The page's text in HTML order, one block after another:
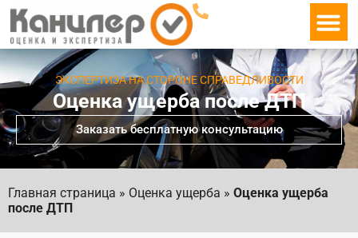
ЭКСПЕРТИЗА НА СТОРОНЕ СПРАВЕДЛИВОСТИ
Оценка ущерба после ДТП
Заказать бесплатную консультацию
Главная страница » Оценка ущерба » Оценка ущерба
после ДТП